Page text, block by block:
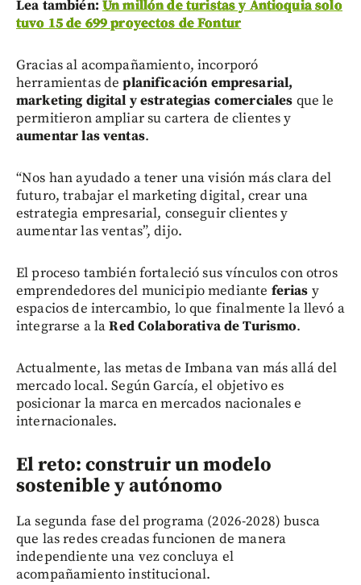
Lea también: Un millón de turistas y Antioquia solo
tuvo 15 de 699 proyectos de Fontur
Gracias al acompañamiento, incorporó
herramientas deplanificación empresarial,
marketing digital y estrategias comerciales que le
permitieron ampliar su cartera de clientes y
aumentar las ventas.
“Nos han ayudado a tener una visión más clara del
futuro, trabajar el marketing digital, crear una
estrategia empresarial, conseguir clientes y
aumentar las ventas”, dijo.
El proceso también fortaleció sus vínculos con otros
emprendedores del municipio mediante ferias y
espacios de intercambio, lo que finalmente la llevó a
integrarse a laRed Colaborativa de Turismo.
Actualmente, las metas de Imbana van más allá del
mercado local. Según García, el objetivo es
posicionar la marca en mercados nacionales e
internacionales.
El reto: construir un modelo
sostenible y autónomo
La segunda fase del programa (2026-2028) busca
que las redes creadas funcionen de manera
independiente una vez concluya el
acompañamiento institucional.